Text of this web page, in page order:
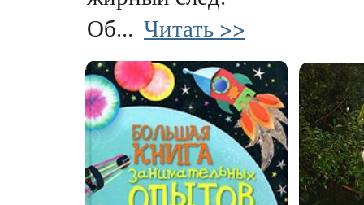
Об... Читать >>